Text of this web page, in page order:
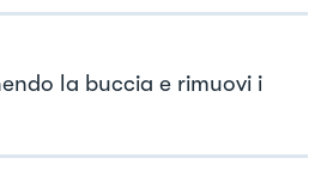
la buccia e rimuovi i